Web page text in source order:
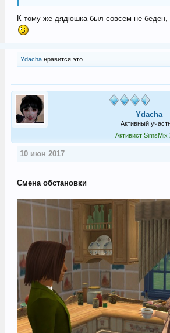
К тому же дядюшка был совсем не беден,
Ydachaнравится это.
Ydacha
Активный
Активист SimsMix
10 июн 2017
Смена обстановки